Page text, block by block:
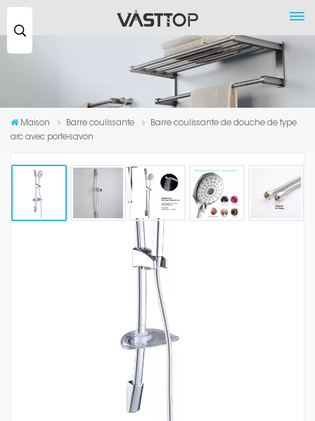
Maison Barre coulissante
Barre coulissante de douche de type
arc avec porte-savon
Barre Coulissante De Douche De
Type Arc Avec Porte-Savon
La barre coulissante de douche de type arc avec porte-savon est un
accessoire de douche pratique et élégant qui améliore toute salle de
bain. Il comprend une barre coulissante durable, un porte-savon et une
installation facile, offrant aux utilisateurs une expérience de douche
VT1063CP
Stainless Steel, Oval, 30x15x621mm